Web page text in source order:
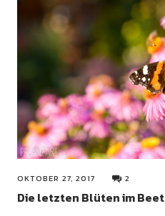
OKTOBER 27, 2017 2
Die letzten Blüten im Beet